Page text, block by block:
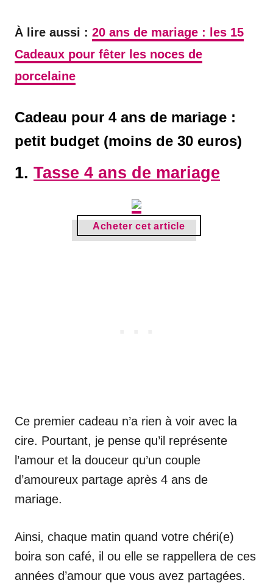
À lire aussi : 20 ans de mariage : les 15
Cadeaux pour fêter les noces de
porcelaine
Cadeau pour 4 ans de mariage :
petit budget (moins de 30 euros)
1. Tasse 4 ans de mariage
Acheter cet article
Ce premier cadeau n’a rien à voir avec la
cire. Pourtant, je pense qu’il représente
l’amour et la douceur qu’un couple
d’amoureux partage après 4 ans de
mariage.
Ainsi, chaque matin quand votre chéri(e)
boira son café, il ou elle se rappellera de ces
années d’amour que vous avez partagées.